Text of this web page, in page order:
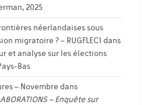
2025
néerlandaises sous
migratoire ? – RUGFLEC1 dans
et analyse sur les élections
Bas
– Novembre dans
– Enquête sur